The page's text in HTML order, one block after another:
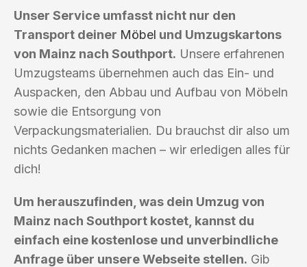
Unser Service umfasst nicht nur den
Transport deiner Möbel und Umzugskartons
von Mainz nach Southport. Unsere erfahrenen
Umzugsteams übernehmen auch das Ein- und
Auspacken, den Abbau und Aufbau von Möbeln
sowie die Entsorgung von
Verpackungsmaterialien. Du brauchst dir also um
nichts Gedanken machen – wir erledigen alles für
dich!
Um herauszufinden, was dein Umzug von
Mainz nach Southport kostet, kannst du
einfach eine kostenlose und unverbindliche
Anfrage über unsere Webseite stellen. Gib